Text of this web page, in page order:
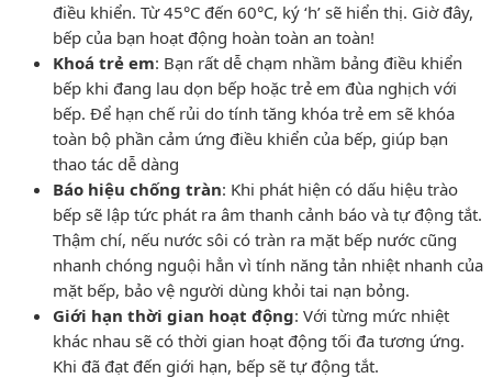
điều khiển. Từ 45°C đến 60°C, ký ‘h’ sẽ hiển thị. Giờ đây,
bếp của bạn hoạt động hoàn toàn an toàn!
Khoá trẻ em: Bạn rất dễ chạm nhầm bảng điều khiển
bếp khi đang lau dọn bếp hoặc trẻ em đùa nghịch với
bếp. Để hạn chế rủi do tính tăng khóa trẻ em sẽ khóa
toàn bộ phần cảm ứng điều khiển của bếp, giúp bạn
thao tác dễ dàng
Báo hiệu chống tràn: Khi phát hiện có dấu hiệu trào
bếp sẽ lập tức phát ra âm thanh cảnh báo và tự động tắt.
Thậm chí, nếu nước sôi có tràn ra mặt bếp nước cũng
nhanh chóng nguội hẳn vì tính năng tản nhiệt nhanh của
mặt bếp, bảo vệ người dùng khỏi tai nạn bỏng.
Giới hạn thời gian hoạt động: Với từng mức nhiệt
khác nhau sẽ có thời gian hoạt động tối đa tương ứng.
Khi đã đạt đến giới hạn, bếp sẽ tự động tắt.